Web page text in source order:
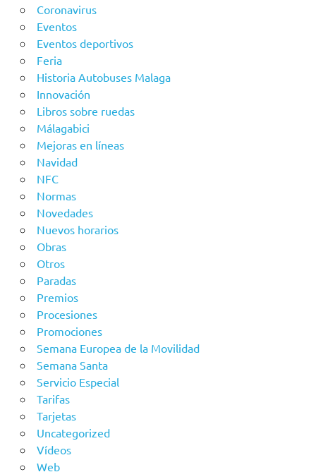
Coronavirus
Eventos
Eventos deportivos
Feria
Historia Autobuses Malaga
Innovación
Libros sobre ruedas
Málagabici
Mejoras en líneas
Navidad
NFC
Normas
Novedades
Nuevos horarios
Obras
Otros
Paradas
Premios
Procesiones
Promociones
Semana Europea de la Movilidad
Semana Santa
Servicio Especial
Tarifas
Tarjetas
Uncategorized
Vídeos
Web